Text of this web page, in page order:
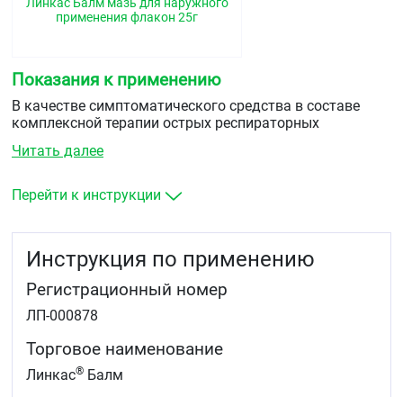
Линкас Балм мазь для наружного
применения флакон 25г
Показания к применению
В качестве симптоматического средства в составе
комплексной терапии острых респираторных
трудноотделяемой мокротой, насморком, чувством
вызванных кашлем.
Читать далее
Перейти к инструкции
Инструкция по применению
Регистрационный номер
ЛП-000878
Торговое наименование
Линкас® Балм